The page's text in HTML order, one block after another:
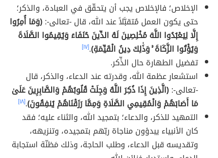
الإخلاص؛ فالإخلاص يجب أن يتحقّق في العبادة، والذكر؛
حتى يكون العمل مُتقبَّلاً عند الله، قال -تعالى-:(وَمَا أُمِرُوا
إِلَّا لِيَعْبُدُوا اللَّهَ مُخْلِصِينَ لَهُ الدِّينَ حُنَفَاءَ وَيُقِيمُوا الصَّلَاةَ
وَيُؤْتُوا الزَّكَاةَ ۚ وَذَٰلِكَ دِينُ الْقَيِّمَةِ).[١٧]
تفضيل الطهارة حال الذِّكر.
استشعار عظمة الله، وقدرته عند الدعاء، والذكر، قال
-تعالى-:(الَّذِينَ إِذَا ذُكِرَ اللَّهُ وَجِلَتْ قُلُوبُهُمْ وَالصَّابِرِينَ عَلَىٰ
مَا أَصَابَهُمْ وَالْمُقِيمِي الصَّلَاةِ وَمِمَّا رَزَقْنَاهُمْ يُنفِقُونَ).[١٨]
التمهيد للذكر، والدعاء؛ بتمجيد الله، والثناء عليه؛ فقد
كان الأنبياء يبدؤون مناجاة ربّهم بتمجيده، وتنزيهه،
وتقديسه قبل الدعاء، وطلب الحاجة، وذلك مَظنّة استجابة